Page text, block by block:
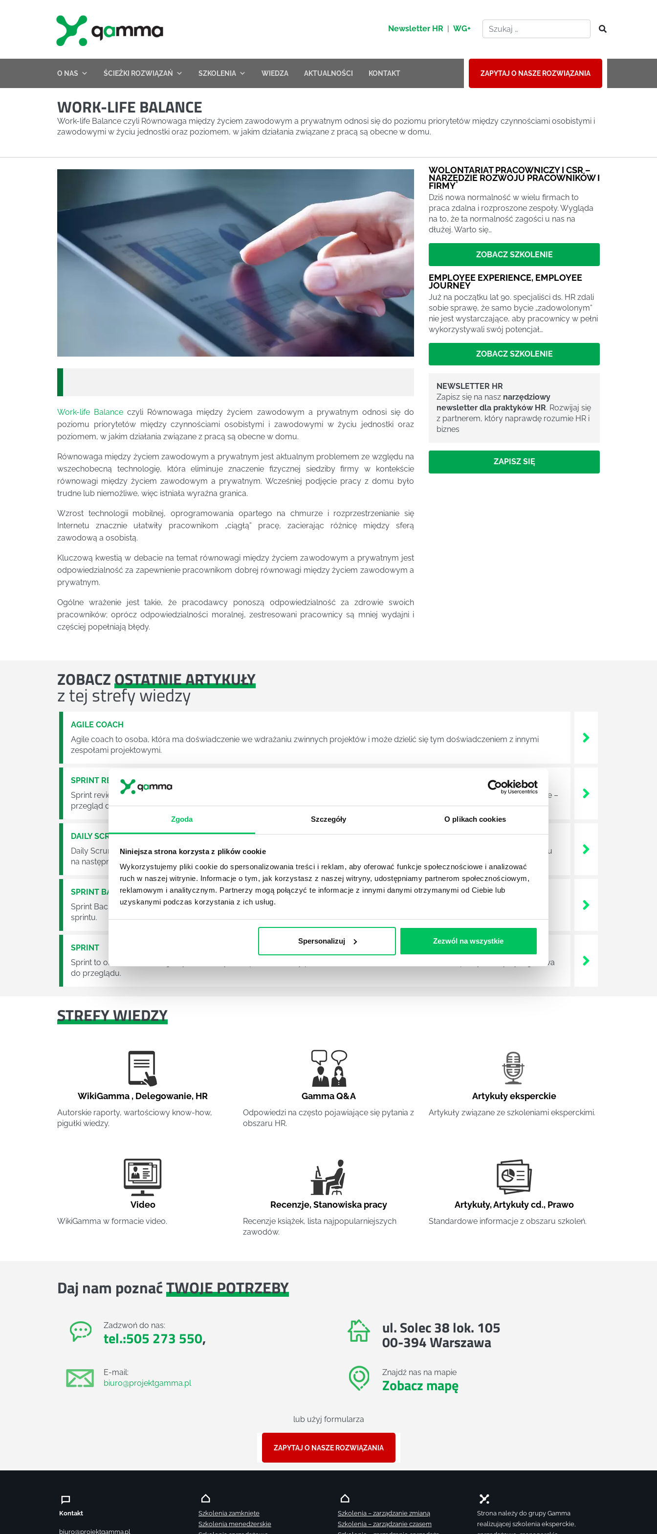
Zgoda Szczegóły O plikach cookies
Niniejsza strona korzysta z plików cookie
Wykorzystujemy pliki cookie do spersonalizowania treści i reklam, aby oferować funkcje społecznościowe i analizować
ruch w naszej witrynie. Informacje o tym, jak korzystasz z naszej witryny, udostępniamy partnerom społecznościowym,
reklamowym i analitycznym. Partnerzy mogą połączyć te informacje z innymi danymi otrzymanymi od Ciebie lub
uzyskanymi podczas korzystania z ich usług.
Spersonalizuj Zezwól na wszystkie
Newsletter HR | WG+
O NAS ŚCIEŻKI ROZWIĄZAŃ SZKOLENIA WIEDZA AKTUALNOŚCI KONTAKT ZAPYTAJ O NASZE ROZWIĄZANIA
WORK-LIFE BALANCE
Work-life Balance czyli Równowaga między życiem zawodowym a prywatnym odnosi się do poziomu priorytetów między czynnościami osobistymi i
zawodowymi w życiu jednostki oraz poziomem, w jakim działania związane z pracą są obecne w domu.
Work-life Balance czyli Równowaga między życiem zawodowym a prywatnym odnosi się do
poziomu priorytetów między czynnościami osobistymi i zawodowymi w życiu jednostki oraz
poziomem, w jakim działania związane z pracą są obecne w domu.
Równowaga między życiem zawodowym a prywatnym jest aktualnym problemem ze względu na
wszechobecną technologię, która eliminuje znaczenie fizycznej siedziby firmy w kontekście
równowagi między życiem zawodowym a prywatnym. Wcześniej podjęcie pracy z domu było
trudne lub niemożliwe, więc istniała wyraźna granica.
Wzrost technologii mobilnej, oprogramowania opartego na chmurze i rozprzestrzenianie się
Internetu znacznie ułatwiły pracownikom „ciągłą” pracę, zacierając różnicę między sferą
zawodową a osobistą.
Kluczową kwestią w debacie na temat równowagi między życiem zawodowym a prywatnym jest
odpowiedzialność za zapewnienie pracownikom dobrej równowagi między życiem zawodowym a
prywatnym.
Ogólne wrażenie jest takie, że pracodawcy ponoszą odpowiedzialność za zdrowie swoich
pracowników; oprócz odpowiedzialności moralnej, zestresowani pracownicy są mniej wydajni i
częściej popełniają błędy.
WOLONTARIAT PRACOWNICZY I CSR –
NARZĘDZIE ROZWOJU PRACOWNIKÓW I
FIRMY
Dziś nowa normalność w wielu firmach to
praca zdalna i rozproszone zespoły. Wygląda
na to, że ta normalność zagości u nas na
dłużej. Warto się…
ZOBACZ SZKOLENIE
EMPLOYEE EXPERIENCE, EMPLOYEE
JOURNEY
Już na początku lat 90. specjaliści ds. HR zdali
sobie sprawę, że samo bycie „zadowolonym”
nie jest wystarczające, aby pracownicy w pełni
wykorzystywali swój potencjał…
ZOBACZ SZKOLENIE
NEWSLETTER HR
Zapisz się na nasz narzędziowy
newsletter dla praktyków HR. Rozwijaj się
z partnerem, który naprawdę rozumie HR i
biznes
ZAPISZ SIĘ
ZOBACZOSTATNIE ARTYKUŁY
z tej strefy wiedzy
AGILE COACH
Agile coach to osoba, która ma doświadczenie we wdrażaniu zwinnych projektów i może dzielić się tym doświadczeniem z innymi
zespołami projektowymi.
SPRINT REVIEW
Sprint review (przegląd sprintu) to spotkanie odbywające się pod koniec każdego sprintu i mające na celu – jak sama nazwa wskazuje –
przegląd działań zrealizowanych podczas sprintu.
DAILY SCRUM
Daily Scrum (codzienny scrum) to 15-minutowe spotkanie zespołu scrumowego w celu zsynchronizowania działań i stworzenia planu
na następne 24 godziny Sprintu. Daily Scrum odbywa się każdego dnia Sprintu.
SPRINT BACKLOG
Sprint Backlog to zestaw elementów Backlogu Produktu (rejestru zadań), które zespół Scrum powinien wykonać podczas danego
sprintu.
SPRINT
Sprint to określenie krótkiego cyklu, w którym zespół scrumowy pracuje nad ukończeniem określonej ilości pracy tak, by była gotowa
do przeglądu.
STREFY WIEDZY
WikiGamma , Delegowanie, HR
Autorskie raporty, wartościowy know-how,
pigułki wiedzy.
Gamma Q&A
Odpowiedzi na często pojawiające się pytania z
obszaru HR.
Artykuły eksperckie
Artykuły związane ze szkoleniami eksperckimi.
Video
WikiGamma w formacie video.
Recenzje,Stanowiska pracy
Recenzje książek, lista najpopularniejszych
zawodów.
Artykuły,Artykuły cd., Prawo
Standardowe informacje z obszaru szkoleń.
Daj nam poznaćTWOJE POTRZEBY
Zadzwoń do nas:
tel.:505 273 550,
E-mail:
biuro@projektgamma.pl
ul. Solec 38 lok. 105
00-394 Warszawa
Znajdź nas na mapie
Zobacz mapę
lub użyj formularza
ZAPYTAJ O NASZE ROZWIĄZANIA
Kontakt
biuro@projektgamma.pl
Szkolenia zamknięte
Szkolenia menedżerskie
Szkolenia – zarządzanie zmianą
Szkolenia – zarządzanie czasem
Strona należy do grupy Gamma
realizującej szkolenia eksperckie,